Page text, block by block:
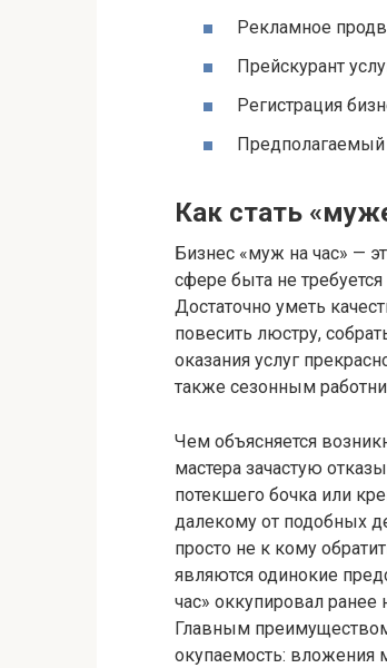
Рекламное
Прейскурант
Регистрация
Как стать
Бизнес «муж на час» —
сфере быта не
Достаточно уметь
повесить люстру,
оказания услуг
также сезонным
Чем объясняется
мастера зачастую
потекшего бочка или
далекому от подобных
просто не к кому
являются одинокие
час» оккупировал
Главным преимуществом
окупаемость: вложения